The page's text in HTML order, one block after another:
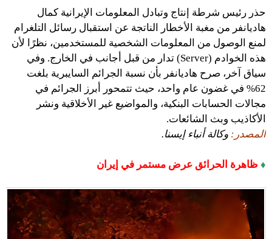
حذر رئيس شرطة إنتاج وتبادل المعلومات الإيرانية كمال
هاديانفر من مغبة الأخطار الناتجة عن استقبال رسائل التلغرام
لمنع الوصول من المعلومات الشخصية للمستخدمين، نظرًا لأن
هذه الخوادم (Server) تدار من قبل أجانب في الخارج. وفي
سياق آخر، صرح هاديانفر بأن نسبة الجرائم السايبرية بلغت
62% في غضون عام واحد، حيث تتمحور أبرز الجرائم في
مجالات الحسابات البنكية، والمواضيع غير الأخلاقية ونشر
الأكاذيب وبث الشائعات.
المصدر: وكالة أنباء إيسنا.
♦ ظاهرة الحرائق عرض مستمر في إيران